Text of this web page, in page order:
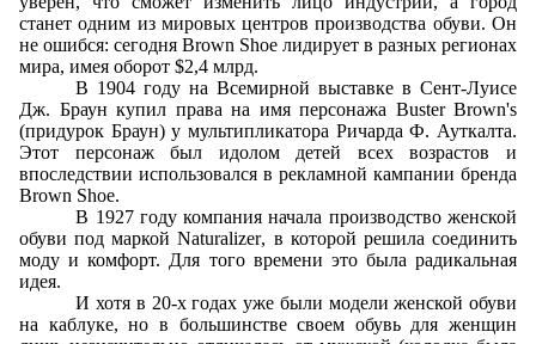
станет одним из мировых центров производства обуви. Он
не ошибся: сегодня Brown Shoe лидирует в разных регионах
мира, имея оборот $2,4 млрд.
В 1904 году на Всемирной выставке в Сент-Луисе
Дж. Браун купил права на имя персонажа Buster Brown's
(придурок Браун) у мультипликатора Ричарда Ф. Ауткалта.
Этот персонаж был идолом детей всех возрастов и
впоследствии использовался в рекламной кампании бренда
Brown Shoe.
В 1927 году компания начала производство женской
обуви под маркойNaturalizer, в которой решила соединить
моду и комфорт. Для того времени это была радикальная
идея.
И хотя в 20-х годах уже были модели женской обуви
на каблуке, но в большинстве своем обувь для женщин